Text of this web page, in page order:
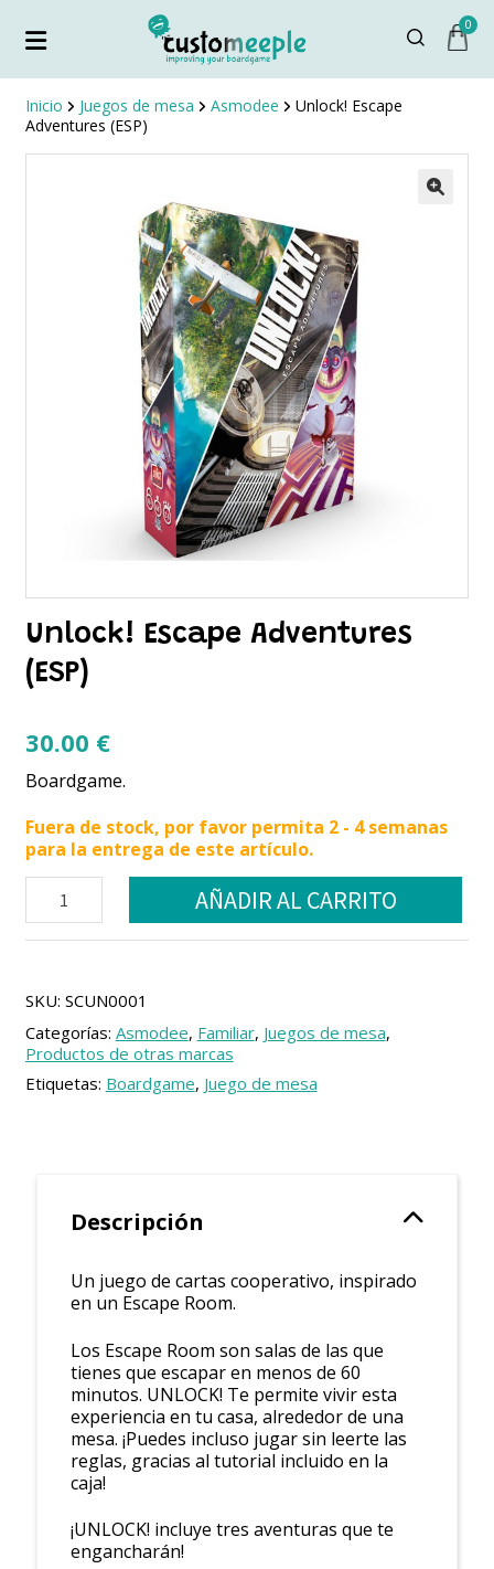
0
Inicio Juegos de mesa Asmodee
Unlock! Escape
Adventures (ESP)
Unlock! Escape Adventures
(ESP)
30.00 €
Boardgame.
Fuera de stock, por favor permita 2 - 4 semanas
para la entrega de este artículo.
Escape
Adventures
AÑADIR AL CARRITO
SKU: SCUN0001
Categorías: Asmodee, Familiar, Juegos de mesa,
Productos de otras marcas
Etiquetas: Boardgame, Juego de mesa
Descripción
Un juego de cartas cooperativo, inspirado
en un Escape Room.
Los Escape Room son salas de las que
tienes que escapar en menos de 60
minutos. UNLOCK! Te permite vivir esta
experiencia en tu casa, alrededor de una
mesa. ¡Puedes incluso jugar sin leerte las
reglas, gracias al tutorial incluido en la
caja!
¡UNLOCK! incluye tres aventuras que te
engancharán!